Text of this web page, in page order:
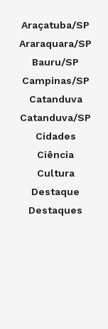
Araçatuba/SP
Araraquara/SP
Bauru/SP
Campinas/SP
Catanduva
Catanduva/SP
Cidades
Ciência
Cultura
Destaque
Destaques